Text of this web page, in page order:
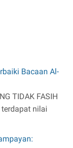
Bacaan Al-
TIDAK FASIH
nilai